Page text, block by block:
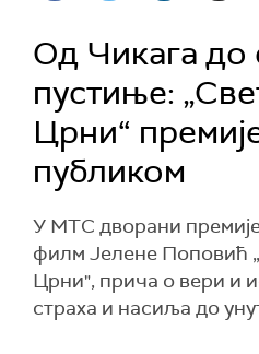
Од Чикага до
пустиње:
Црни“
публиком
У МТС дворани
филм Јелене Поповић
Црни", прича о вери и
страха и насиља до